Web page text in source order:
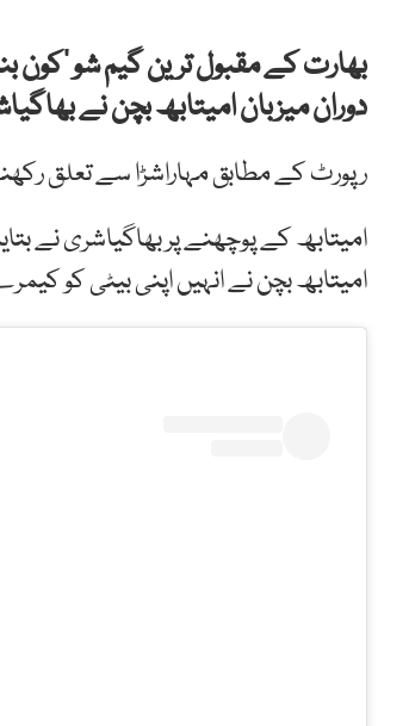
دوران میزبان امیتابھ بچن نے بھاگیاشری نامی خاتون کو 13 برس
رپورٹ کے مطابق مہاراشڑا سے تعلق
امیتابھ کے پوچھنے پر بھاگیاشری نے
امیتابھ بچن نے انہیں اپنی بیٹی کو